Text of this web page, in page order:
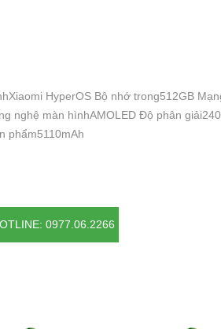
HyperOS Bộ nhớ trong512GB
nghệ màn hìnhAMOLED Độ phân
phẩm5110mAh
0977.06.2266